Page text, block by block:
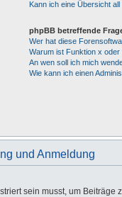
Kann ich eine Übersicht
phpBB betreffende
Wer hat diese
Warum ist Funktion x oder
An wen soll ich mich
Wie kann ich einen
und Anmeldung
sein musst, um